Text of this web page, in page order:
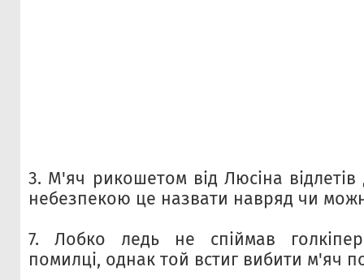
3. М'яч рикошетом від Люсіна відлетів
небезпекою це назвати навряд чи
7. Лобко ледь не спіймав
помилці, однак той встиг вибити м'яч